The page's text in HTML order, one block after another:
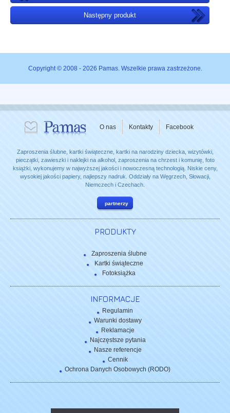
Następny produkt
Copyright © 2008 - 2026 Pamas. Wszelkie prawa zastrzeżone.
O nas Kontakty Facebook
Zaproszenia ślubne, kartki świąteczne, kartki na narodziny dziecka, wizytówki,
pieczątki, zawieszki i naklejki na alkohol, zaproszenia na chrzest i komunię, foto
książki, wykonujemy w najwyższej jakości i nowoczesną technologią. Niskie ceny,
wysokiej jakości papiery, najlepszy nadruk. Oddziały na Węgrzech, Słowacji,
Niemczech i Czechach.
partnerzy
PRODUKTY
Zaproszenia ślubne
Kartki świąteczne
Fotoksiążka
INFORMACJE
Regulamin
Warunki dostawy
Reklamacje
Najczęstsze pytania
Nasze referencje
Cennik
Ochrona Danych Osobowych (RODO)